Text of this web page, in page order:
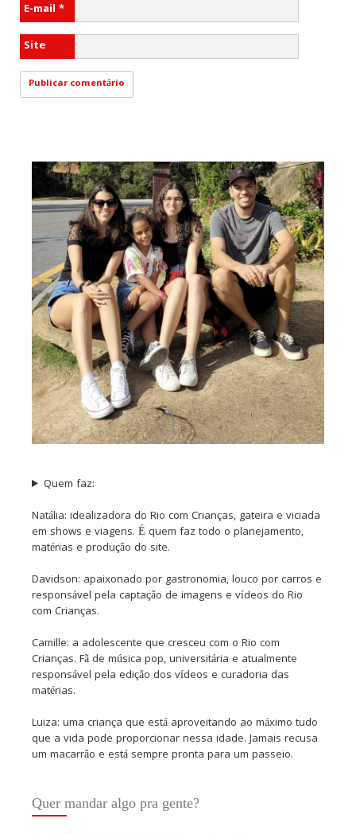
E-mail *
Site
Quem faz:
Natália: idealizadora do Rio com Crianças, gateira e viciada
em shows e viagens. É quem faz todo o planejamento,
matérias e produção do site.
Davidson: apaixonado por gastronomia, louco por carros e
responsável pela captação de imagens e vídeos do Rio
com Crianças.
Camille: a adolescente que cresceu com o Rio com
Crianças. Fã de música pop, universitária e atualmente
responsável pela edição dos vídeos e curadoria das
matérias.
Luiza: uma criança que está aproveitando ao máximo tudo
que a vida pode proporcionar nessa idade. Jamais recusa
um macarrão e está sempre pronta para um passeio.
Quer mandar algo pra gente?